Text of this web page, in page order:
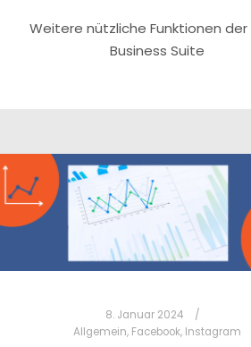
Weitere nützliche Funktionen
Business Suite
8. Januar 2024
Allgemein, Facebook, Instagram